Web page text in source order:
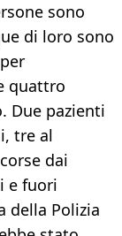
sono
di loro sono
quattro
Due pazienti
tre al
dai
e fuori
della Polizia